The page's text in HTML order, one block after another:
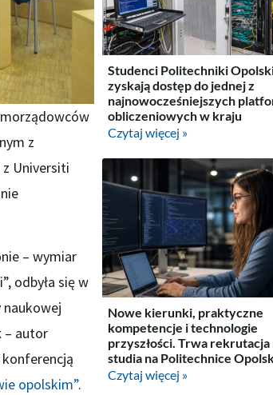
z
z Universiti
– wymiar
odbyła się w
naukowej
– autor
opolskim”.
Studenci Politechniki
zyskają dostęp do jednej z
najnowocześniejszych
obliczeniowych w kraju
Czytaj więcej »
Nowe kierunki, praktyczne
kompetencje i technologie
przyszłości. Trwa rekrutacja
studia na Politechnice
Czytaj więcej »